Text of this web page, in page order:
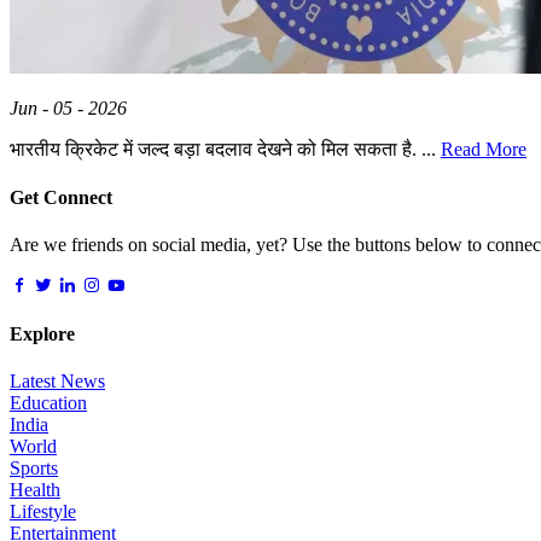
Jun - 05 - 2026
भारतीय क्रिकेट में जल्द बड़ा बदलाव देखने को मिल सकता है. ... Read More
Get Connect
Are we friends on social media, yet? Use the buttons below to
Explore
Latest News
Education
India
World
Sports
Health
Lifestyle
Entertainment